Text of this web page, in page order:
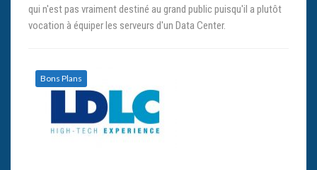
qui n'est pas vraiment destiné au grand public puisqu'il a plutôt
vocation à équiper les serveurs d'un Data Center.
Bons Plans